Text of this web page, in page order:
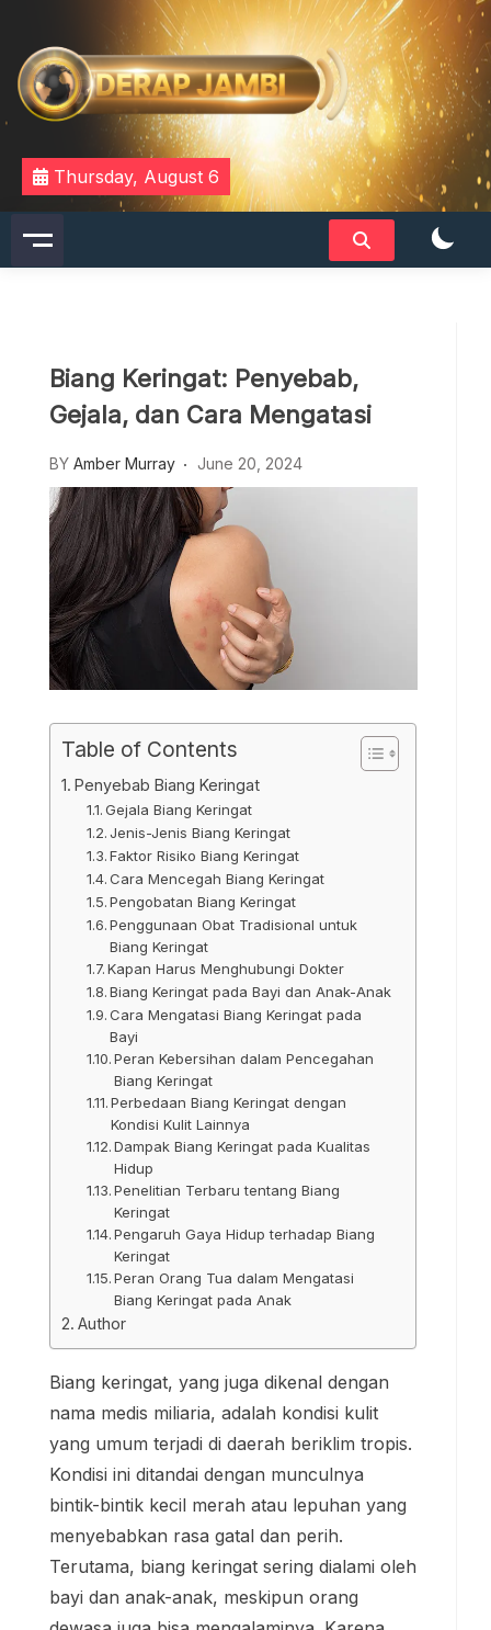
content
DERAPJAMBI
Thursday, August 6
Biang Keringat: Penyebab,
Gejala, dan Cara Mengatasi
BY Amber Murray June 20, 2024
Table of Contents
Penyebab Biang Keringat
Gejala Biang Keringat
Jenis-Jenis Biang Keringat
Faktor Risiko Biang Keringat
Cara Mencegah Biang Keringat
Pengobatan Biang Keringat
Penggunaan Obat Tradisional untuk
Biang Keringat
Kapan Harus Menghubungi Dokter
Biang Keringat pada Bayi dan Anak-Anak
Cara Mengatasi Biang Keringat pada
Bayi
Peran Kebersihan dalam Pencegahan
Biang Keringat
Perbedaan Biang Keringat dengan
Kondisi Kulit Lainnya
Dampak Biang Keringat pada Kualitas
Hidup
Penelitian Terbaru tentang Biang
Keringat
Pengaruh Gaya Hidup terhadap Biang
Keringat
Peran Orang Tua dalam Mengatasi
Biang Keringat pada Anak
Author
Biang keringat, yang juga dikenal dengan
nama medis miliaria, adalah kondisi kulit
yang umum terjadi di daerah beriklim tropis.
Kondisi ini ditandai dengan munculnya
bintik-bintik kecil merah atau lepuhan yang
menyebabkan rasa gatal dan perih.
Terutama, biang keringat sering dialami oleh
bayi dan anak-anak, meskipun orang